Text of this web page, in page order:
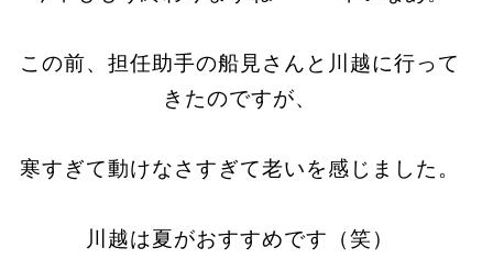
この前、担任助手の船見さんと川越に行って
きたのですが、
寒すぎて動けなさすぎて老いを感じました。
川越は夏がおすすめです（笑）